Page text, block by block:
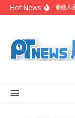
Skip to content
Hot News潮州之美職人